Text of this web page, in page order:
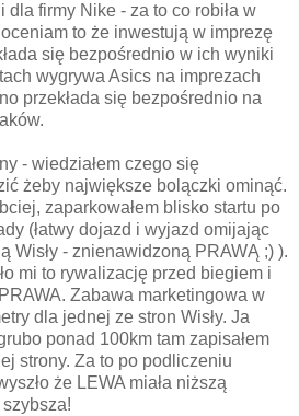
firmy Nike - za to co robiła w
to że inwestują w imprezę
się bezpośrednio w ich wyniki
wygrywa Asics na imprezach
przekłada się bezpośrednio na
- wiedziałem czego się
żeby największe bolączki ominąć.
zaparkowałem blisko startu po
(łatwy dojazd i wyjazd omijając
Wisły - znienawidzoną PRAWĄ ;) ).
mi to rywalizację przed biegiem i
Zabawa marketingowa w
dla jednej ze stron Wisły. Ja
ponad 100km tam zapisałem
strony. Za to po podliczeniu
że LEWA miała niższą